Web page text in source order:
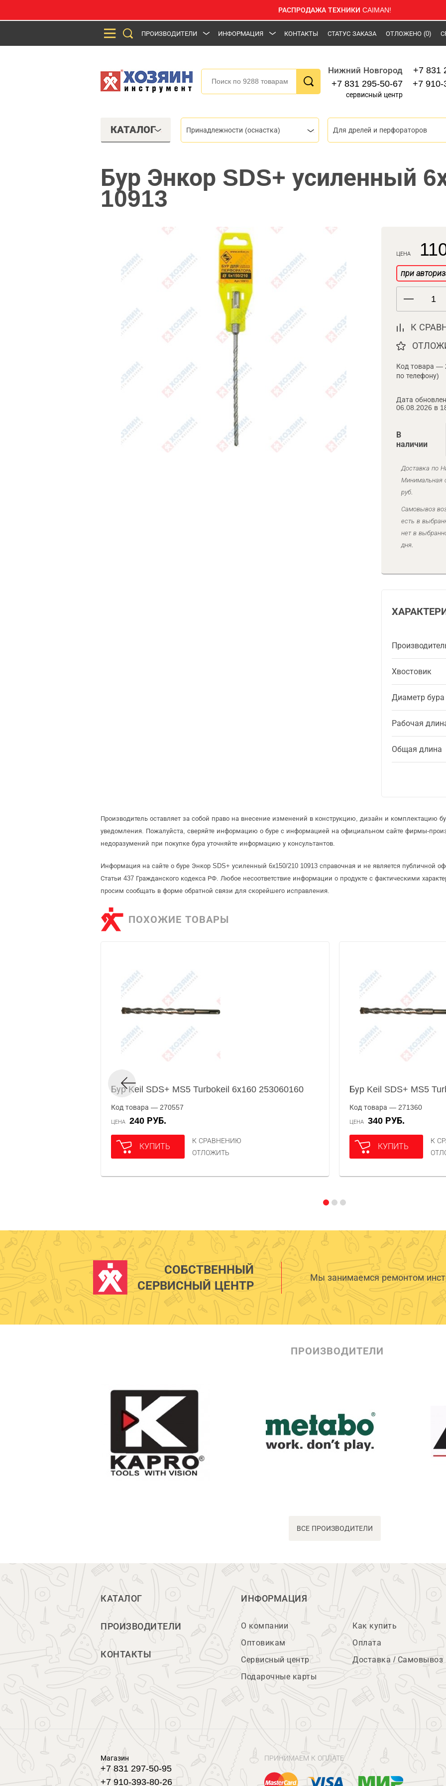
РАСПРОДАЖА ТЕХНИКИ CAIMAN!
ПРОИЗВОДИТЕЛИ ИНФОРМАЦИЯ КОНТАКТЫ СТАТУС ЗАКАЗА ОТЛОЖЕНО (0)
Нижний Новгород
+7 831 295-50-67
сервисный центр
+7 831
+7 910-
КАТАЛОГ Принадлежности (оснастка) Для дрелей и перфораторов
Бур Энкор SDS+ усиленный
10913
ЦЕНА
при
К
Код товара —
по телефону)
Дата
06.08.2026 в
В
наличии
Доставка по
Минимальная
руб.
Самовывоз
есть в
нет в
дня.
Хвостовик
Диаметр бура
Рабочая
Общая длина
Производитель оставляет за собой право на внесение изменений в конструкцию, дизайн и комплектацию
уведомления. Пожалуйста, сверяйте информацию о буре с информацией на официальном сайте фирмы-
недоразумений при покупке бура уточняйте информацию у консультантов.
Информация на сайте о буре Энкор SDS+ усиленный 6х150/210 10913 справочная и не является публичной
Статьи 437 Гражданского кодекса РФ. Любое несоответствие информации о продукте с фактическими
просим сообщать в форме обратной связи для скорейшего исправления.
ПОХОЖИЕ ТОВАРЫ
Бур Keil SDS+ MS5 Turbokeil 6х160 253060160
Код товара — 270557
ЦЕНА 240 РУБ.
КУПИТЬ
К СРАВНЕНИЮ
ОТЛОЖИТЬ
Бур Keil SDS+ MS5
Код товара — 271360
ЦЕНА 340 РУБ.
КУПИТЬ
К
СОБСТВЕННЫЙ
СЕРВИСНЫЙ ЦЕНТР
Мы занимаемся ремонтом
ПРОИЗВОДИТЕЛИ
ВСЕ ПРОИЗВОДИТЕЛИ
КАТАЛОГ
ПРОИЗВОДИТЕЛИ
КОНТАКТЫ
ИНФОРМАЦИЯ
О компании
Оптовикам
Сервисный центр
Подарочные карты
Как купить
Оплата
Доставка / Самовывоз
Магазин
+7 831 297-50-95
+7 910-393-80-26
ПРИНИМАЕМ К ОПЛАТЕ